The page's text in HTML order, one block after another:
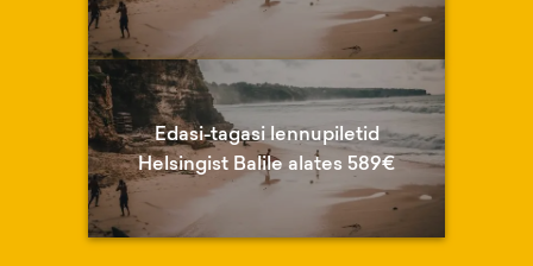
Edasi-tagasi lennupiletid
Helsingist Balile alates 589€